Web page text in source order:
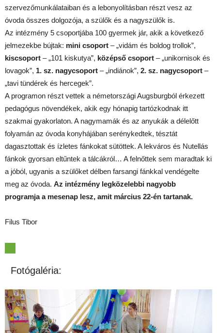
szervezőmunkálataiban és a lebonyolításban részt vesz az
óvoda összes dolgozója, a szülők és a nagyszülők is.
Az intézmény 5 csoportjába 100 gyermek jár, akik a következő
jelmezekbe bújtak: mini csoport – „vidám és boldog trollok”,
kiscsoport – „101 kiskutya”, középső csoport – „unikornisok és
lovagok”, 1. sz. nagycsoport – „indiánok”, 2. sz. nagycsoport –
„tavi tündérek és hercegek”.
A programon részt vettek a németországi Augsburgból érkezett
pedagógus növendékek, akik egy hónapig tartózkodnak itt
szakmai gyakorlaton. A nagymamák és az anyukák a délelőtt
folyamán az óvoda konyhájában serénykedtek, tésztát
dagasztottak és ízletes fánkokat sütöttek. A lekváros és Nutellás
fánkok gyorsan eltűntek a tálcákról… A felnőttek sem maradtak ki
a jóból, ugyanis a szülőket délben farsangi fánkkal vendégelte
meg az óvoda. Az intézmény legközelebbi nagyobb
programja a mesenap lesz, amit március 22-én tartanak.
Filus Tibor
Fotógaléria: